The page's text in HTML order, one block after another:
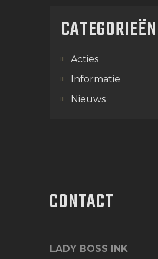
CATEGORIEËN
Acties
Informatie
Nieuws
CONTACT
LADY BOSS INK